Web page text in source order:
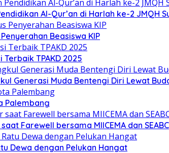
Al-Qur’an di Harlah ke-2 JMQH
Beasiswa KIP
TPAKD 2025
Generasi Muda Bentengi Diri Lewat
Palembang
Farewell bersama MIICEMA dan SEABC
Dewa dengan Pelukan Hangat